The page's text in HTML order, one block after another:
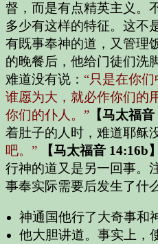
督，而是有点精英主义。
多少有这样的特征。这不
有既事奉神的道，又管理
的晚餐后，他给门徒们洗
难道没有说： “只是在你
谁愿为大，就必作你们的
你们的仆人。” 【马太福音
着肚子的人时，难道耶稣
吧。”
【马太福音 14:16b】
行神的道又是另一回事。
事奉实际需要后发生了什么
神通国他行了大奇事和
他大胆讲道。事实上，